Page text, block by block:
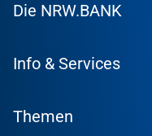
Kundenportal
Die NRW.BANK
Presse
Research
Info & Services
Produktsuche
Themen